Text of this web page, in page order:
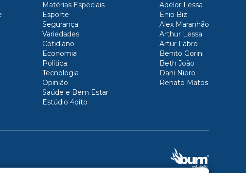
Matérias Especiais
Esporte
Segurança
Variedades
Cotidiano
Economia
Política
Tecnologia
Opinião
Saúde e Bem Estar
Estúdio 4oito
Adelor Lessa
Enio Biz
Alex Maranhão
Arthur Lessa
Artur Fabro
Benito Gorini
Beth João
Dani Niero
Renato Matos